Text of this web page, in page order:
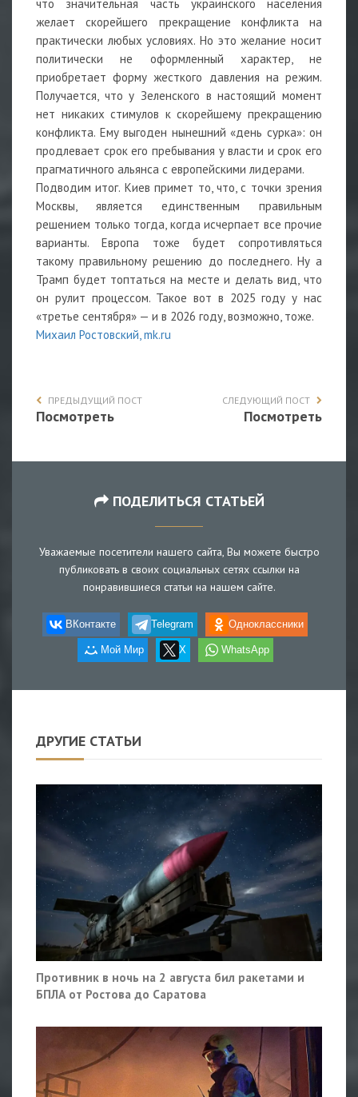
что значительная часть украинского населения
желает скорейшего прекращение конфликта на
практически любых условиях. Но это желание носит
политически не оформленный характер, не
приобретает форму жесткого давления на режим.
Получается, что у Зеленского в настоящий момент
нет никаких стимулов к скорейшему прекращению
конфликта. Ему выгоден нынешний «день сурка»: он
продлевает срок его пребывания у власти и срок его
прагматичного альянса с европейскими лидерами.
Подводим итог. Киев примет то, что, с точки зрения
Москвы, является единственным правильным
решением только тогда, когда исчерпает все прочие
варианты. Европа тоже будет сопротивляться
такому правильному решению до последнего. Ну а
Трамп будет топтаться на месте и делать вид, что
он рулит процессом. Такое вот в 2025 году у нас
«третье сентября» — и в 2026 году, возможно, тоже.
Михаил Ростовский, mk.ru
ПРЕДЫДУЩИЙ ПОСТ
Посмотреть
СЛЕДУЮЩИЙ ПОСТ
Посмотреть
ПОДЕЛИТЬСЯ СТАТЬЕЙ
Уважаемые посетители нашего сайта, Вы можете быстро
публиковать в своих социальных сетях ссылки на
понравившиеся статьи на нашем сайте.
ВКонтакте Telegram Одноклассники
Мой Мир X WhatsApp
ДРУГИЕ СТАТЬИ
Противник в ночь на 2 августа бил ракетами и
БПЛА от Ростова до Саратова